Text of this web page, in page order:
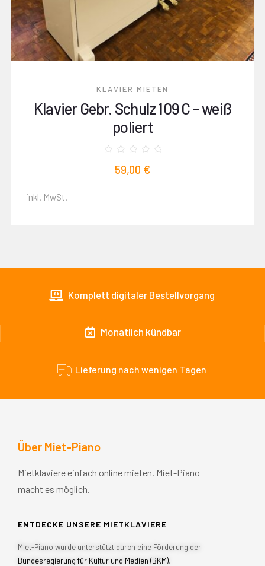
KLAVIER MIETEN
Klavier Gebr. Schulz 109 C – weiß
poliert
59,00 €
inkl. MwSt.
Komplett digitaler Bestellvorgang
Monatlich kündbar
Lieferung nach wenigen Tagen
Über Miet-Piano
Mietklaviere einfach online mieten. Miet-Piano
macht es möglich.
ENTDECKE UNSERE MIETKLAVIERE
Miet-Piano wurde unterstützt durch eine Förderung der
Bundesregierung für Kultur und Medien (BKM).